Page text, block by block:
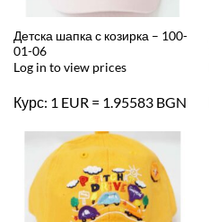
Детска шапка с козирка – 100-
01-06
Log in to view prices
Курс: 1 EUR = 1.95583 BGN